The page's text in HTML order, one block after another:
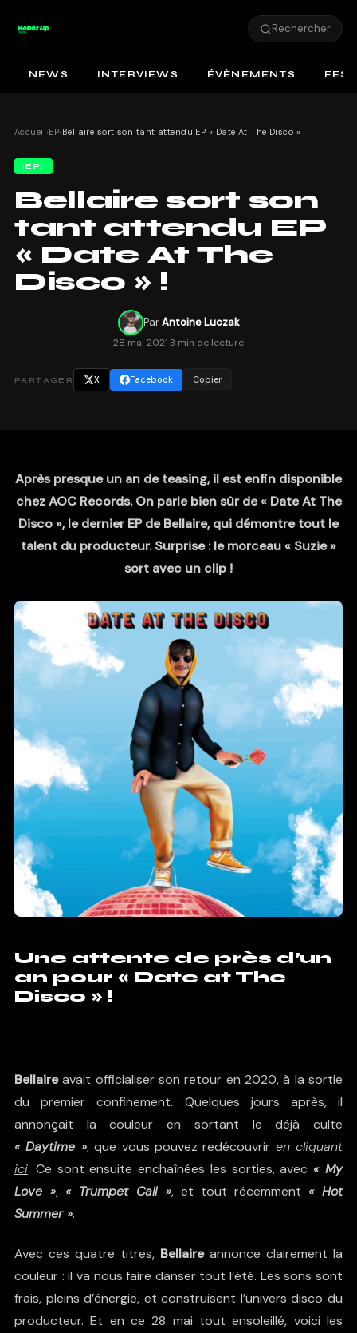
Rechercher
NEWS INTERVIEWS ÉVÈNEMENTS
Accueil›EP› Bellaire sort son tant attendu EP « Date At The Disco » !
EP
Bellaire sort son
tant attendu EP
« Date At The
Disco » !
ParAntoine Luczak
28 mai 20213 min de lecture
PARTAGER X Facebook Copier
Après presque un an de teasing, il est enfin disponible
chez AOC Records. On parle bien sûr de « Date At The
Disco », le dernier EP de Bellaire, qui démontre tout le
talent du producteur. Surprise : le morceau « Suzie »
sort avec un clip !
Une attente de près d’un
an pour « Date at The
Disco » !
Bellaireavait officialiser son retour en 2020, à la sortie
du premier confinement. Quelques jours après, il
annonçait la couleur en sortant le déjà culte
« Daytime », que vous pouvez redécouvrir en cliquant
ici. Ce sont ensuite enchaînées les sorties, avec « My
Love », « Trumpet Call », et tout récemment « Hot
Summer ».
Avec ces quatre titres, Bellaireannonce clairement la
couleur : il va nous faire danser tout l’été. Les sons sont
frais, pleins d’énergie, et construisent l’univers disco du
producteur. Et en ce 28 mai tout ensoleillé, voici les